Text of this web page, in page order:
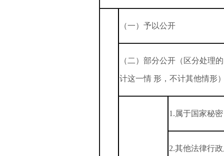
（一）予以公开
（二）部分公开（区分处理
计这一情 形，不计其他情形
1.属于国家秘密
2.其他法律行